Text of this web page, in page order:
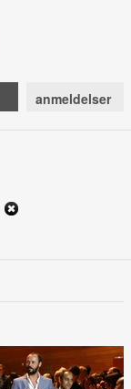
anmeldelser